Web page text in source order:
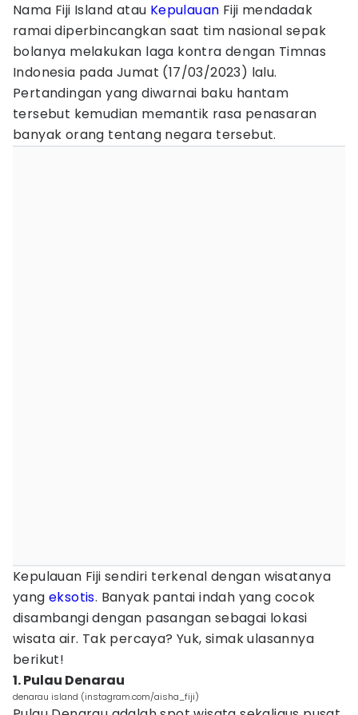
Nama Fiji Island atau Kepulauan Fiji mendadak
ramai diperbincangkan saat tim nasional sepak
bolanya melakukan laga kontra dengan Timnas
Indonesia pada Jumat (17/03/2023) lalu.
Pertandingan yang diwarnai baku hantam
tersebut kemudian memantik rasa penasaran
banyak orang tentang negara tersebut.
Kepulauan Fiji sendiri terkenal dengan wisatanya
yang eksotis. Banyak pantai indah yang cocok
disambangi dengan pasangan sebagai lokasi
wisata air. Tak percaya? Yuk, simak ulasannya
berikut!
1. Pulau Denarau
denarau island (instagram.com/aisha_fiji)